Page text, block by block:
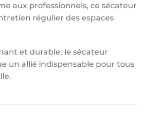
aux professionnels, ce sécateur
régulier des espaces
et durable, le sécateur
un allié indispensable pour tous